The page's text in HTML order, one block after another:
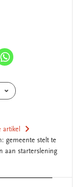
artikel
gemeente stelt te
aan starterslening